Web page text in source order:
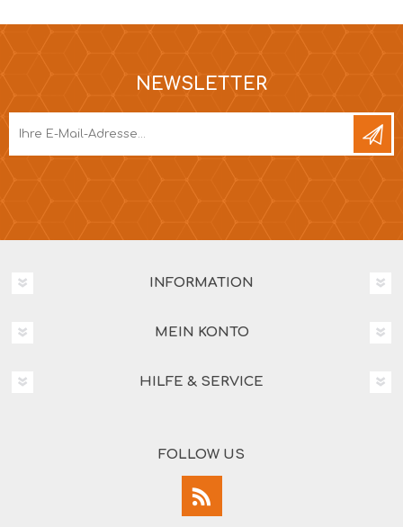
NEWSLETTER
INFORMATION
MEIN KONTO
HILFE & SERVICE
FOLLOW US